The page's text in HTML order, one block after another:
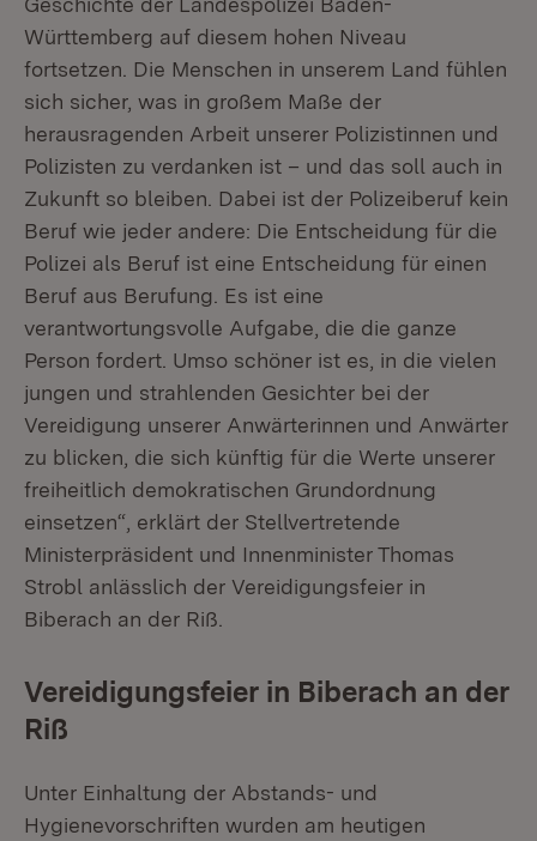
Württemberg auf diesem hohen Niveau
fortsetzen. Die Menschen in unserem Land fühlen
sich sicher, was in großem Maße der
herausragenden Arbeit unserer Polizistinnen und
Polizisten zu verdanken ist – und das soll auch in
Zukunft so bleiben. Dabei ist der Polizeiberuf kein
Beruf wie jeder andere: Die Entscheidung für die
Polizei als Beruf ist eine Entscheidung für einen
Beruf aus Berufung. Es ist eine
verantwortungsvolle Aufgabe, die die ganze
Person fordert. Umso schöner ist es, in die vielen
jungen und strahlenden Gesichter bei der
Vereidigung unserer Anwärterinnen und Anwärter
zu blicken, die sich künftig für die Werte unserer
freiheitlich demokratischen Grundordnung
einsetzen“, erklärt der Stellvertretende
Ministerpräsident und Innenminister Thomas
Strobl anlässlich der Vereidigungsfeier in
Biberach an der Riß.
Vereidigungsfeier in Biberach an der
Riß
Unter Einhaltung der Abstands- und
Hygienevorschriften wurden am heutigen